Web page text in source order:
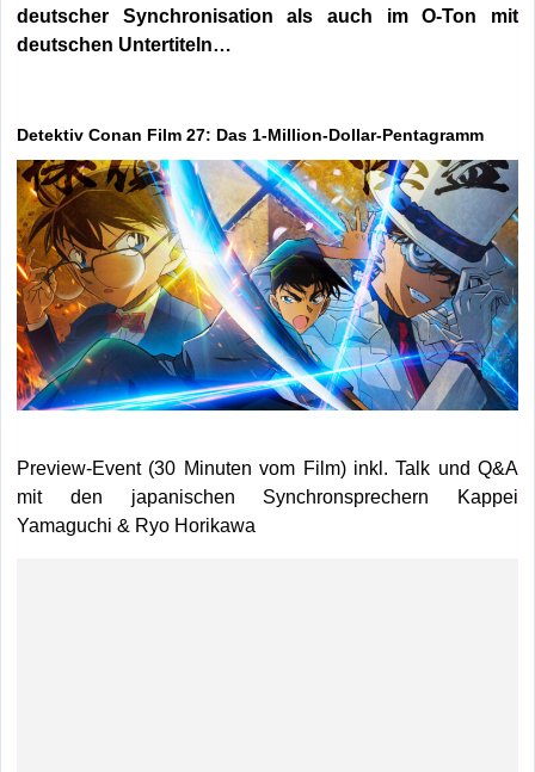
deutscher Synchronisation als auch im O-Ton mit
deutschen Untertiteln…
Detektiv Conan Film 27: Das 1-Million-Dollar-Pentagramm
Preview-Event (30 Minuten vom Film) inkl. Talk und Q&A
mit den japanischen Synchronsprechern Kappei
Yamaguchi & Ryo Horikawa